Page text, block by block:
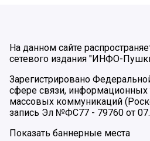
На данном сайте
сетевого издания "ИНФО-
Зарегистрировано
сфере связи, информационных
массовых коммуникаций
запись Эл №ФС77 - 79760 от
Показать баннерные места